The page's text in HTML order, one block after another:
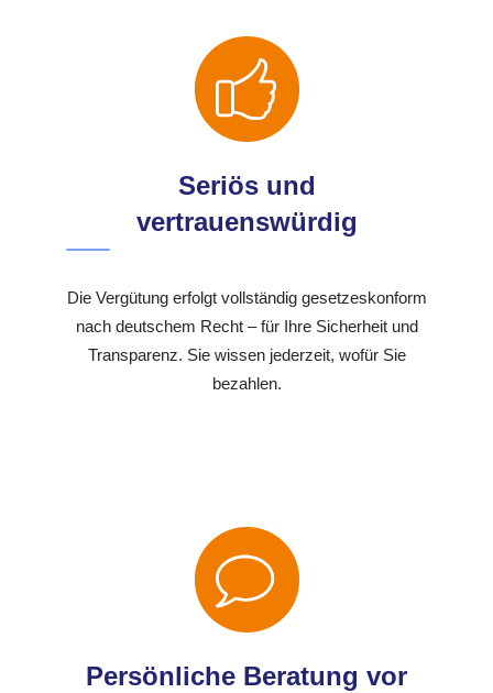
Seriös und
vertrauenswürdig
Die Vergütung erfolgt vollständig gesetzeskonform
nach deutschem Recht – für Ihre Sicherheit und
Transparenz. Sie wissen jederzeit, wofür Sie
bezahlen.
Persönliche Beratung vor